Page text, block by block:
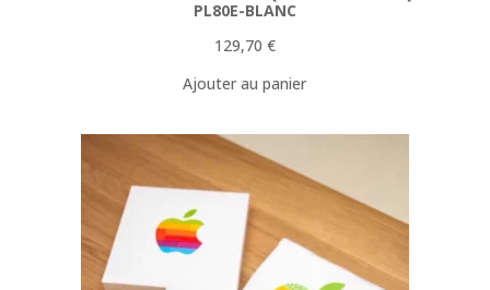
PL80E-BLANC
129,70 €
Ajouter au panier